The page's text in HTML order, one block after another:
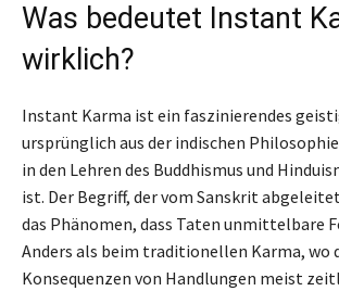
Was bedeutet Instant
wirklich?
Instant Karma ist ein faszinierendes
ursprünglich aus der indischen
in den Lehren des Buddhismus und
ist. Der Begriff, der vom Sanskrit
das Phänomen, dass Taten unmittelbare
Anders als beim traditionellen Karma, wo
Konsequenzen von Handlungen meist